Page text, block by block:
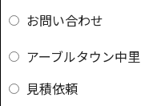
お問い合わせ
アーブルタウン中里
見積依頼